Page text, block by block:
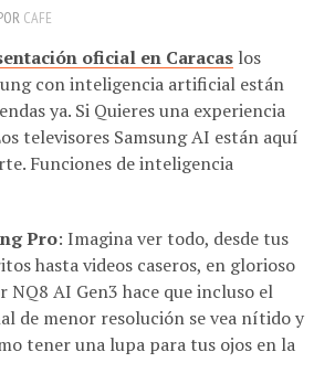
CAFE
oficial en Caracas los
con inteligencia artificial están
ya. Si Quieres una experiencia
televisores Samsung AI están aquí
Funciones de inteligencia
Pro: Imagina ver todo, desde tus
hasta videos caseros, en glorioso
NQ8 AI Gen3 hace que incluso el
de menor resolución se vea nítido y
tener una lupa para tus ojos en la